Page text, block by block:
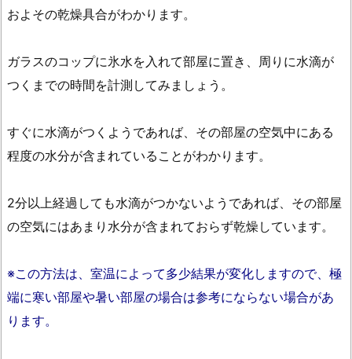
およその乾燥具合がわかります。
ガラスのコップに氷水を入れて部屋に置き、周りに水滴が
つくまでの時間を計測してみましょう。
すぐに水滴がつくようであれば、その部屋の空気中にある
程度の水分が含まれていることがわかります。
2分以上経過しても水滴がつかないようであれば、その部屋
の空気にはあまり水分が含まれておらず乾燥しています。
※この方法は、室温によって多少結果が変化しますので、 極
端に寒い部屋や暑い部屋の場合は参考にならない場合があ
ります。